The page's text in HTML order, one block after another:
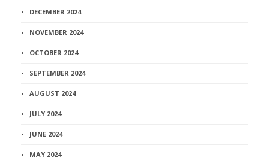
DECEMBER 2024
NOVEMBER 2024
OCTOBER 2024
SEPTEMBER 2024
AUGUST 2024
JULY 2024
JUNE 2024
MAY 2024